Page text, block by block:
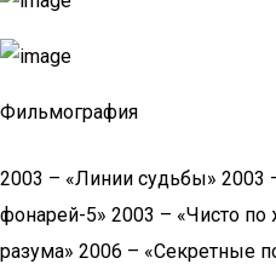
Фильмография
2003 – «Линии судьбы» 2003
фонарей-5» 2003 – «Чисто
разума» 2006 – «Секретные